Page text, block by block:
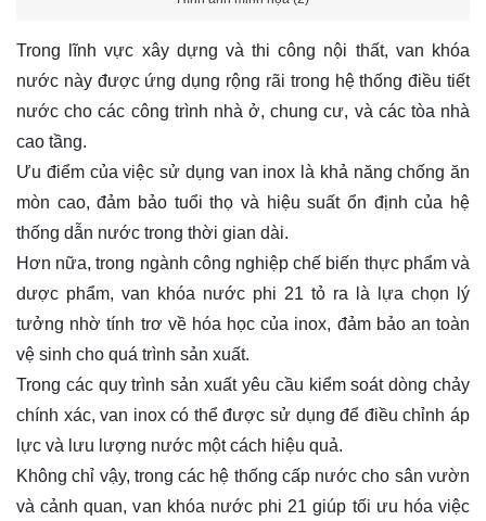
Trong lĩnh vực xây dựng và thi công nội thất, van khóa
nước này được ứng dụng rộng rãi trong hệ thống điều tiết
nước cho các công trình nhà ở, chung cư, và các tòa nhà
cao tầng.
Ưu điểm của việc sử dụng van inox là khả năng chống ăn
mòn cao, đảm bảo tuổi thọ và hiệu suất ổn định của hệ
thống dẫn nước trong thời gian dài.
Hơn nữa, trong ngành công nghiệp chế biến thực phẩm và
dược phẩm, van khóa nước phi 21 tỏ ra là lựa chọn lý
tưởng nhờ tính trơ về hóa học của inox, đảm bảo an toàn
vệ sinh cho quá trình sản xuất.
Trong các quy trình sản xuất yêu cầu kiểm soát dòng chảy
chính xác, van inox có thể được sử dụng để điều chỉnh áp
lực và lưu lượng nước một cách hiệu quả.
Không chỉ vậy, trong các hệ thống cấp nước cho sân vườn
và cảnh quan, van khóa nước phi 21 giúp tối ưu hóa việc